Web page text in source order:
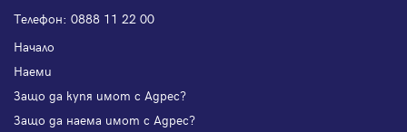
Телефон: 0888 11 22 00
Начало
Наеми
Защо да купя имот с Адрес?
Защо да наема имот с Адрес?